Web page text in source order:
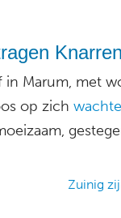
Marum, met
op zich
Zuinig